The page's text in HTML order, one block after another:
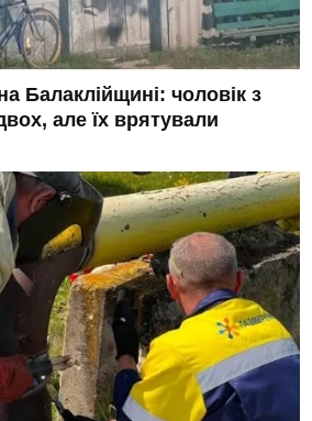
Балаклійщині: чоловік з
але їх врятували